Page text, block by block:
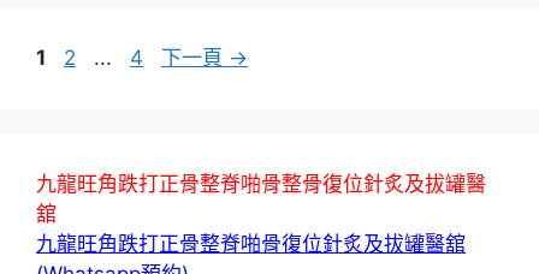
頁
1
頁
2 ...
頁
4 下一頁 →
九龍旺角跌打正骨整脊啪骨整骨復位針炙及拔罐醫
舘
九龍旺角跌打正骨整脊啪骨復位針炙及拔罐醫舘